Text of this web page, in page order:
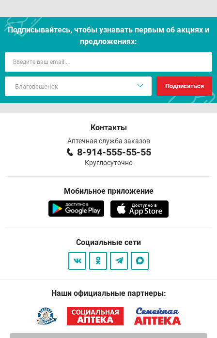
Подписывайтесь, чтобы узнавать первым об акцияx и
предложениях:
Подписаться
Контакты
Аптечная служба заказов
8-914-555-55-55
Круглосуточно
Мобильное приложение
Социальные сети
Наши официальные партнеры: